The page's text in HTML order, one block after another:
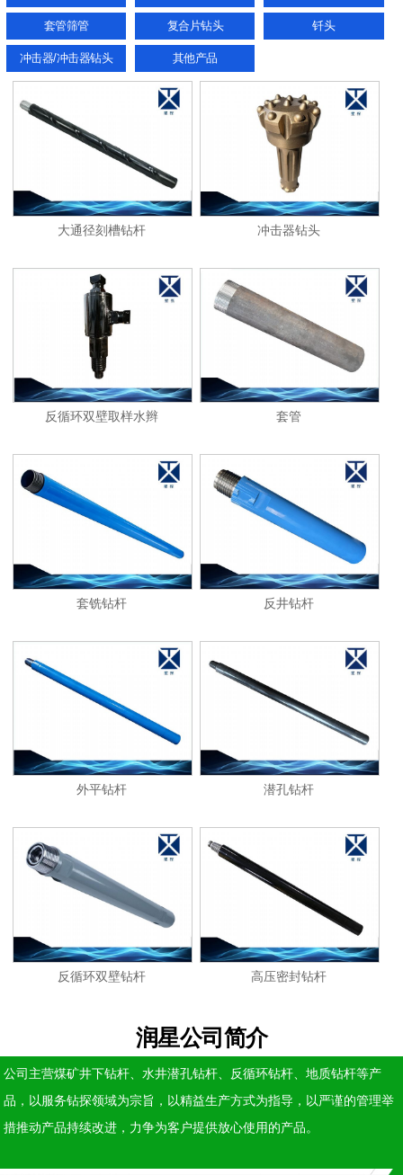
套管筛管 复合片钻头 钎头
冲击器/冲击器钻头 其他产品
大通径刻槽钻杆 冲击器钻头
反循环双壁取样水辫 套管
套铣钻杆 反井钻杆
外平钻杆 潜孔钻杆
反循环双壁钻杆 高压密封钻杆
润星公司简介
公司主营煤矿井下钻杆、水井潜孔钻杆、反循环钻杆、地质钻杆等产
品，以服务钻探领域为宗旨，以精益生产方式为指导，以严谨的管理举
措推动产品持续改进，力争为客户提供放心使用的产品。